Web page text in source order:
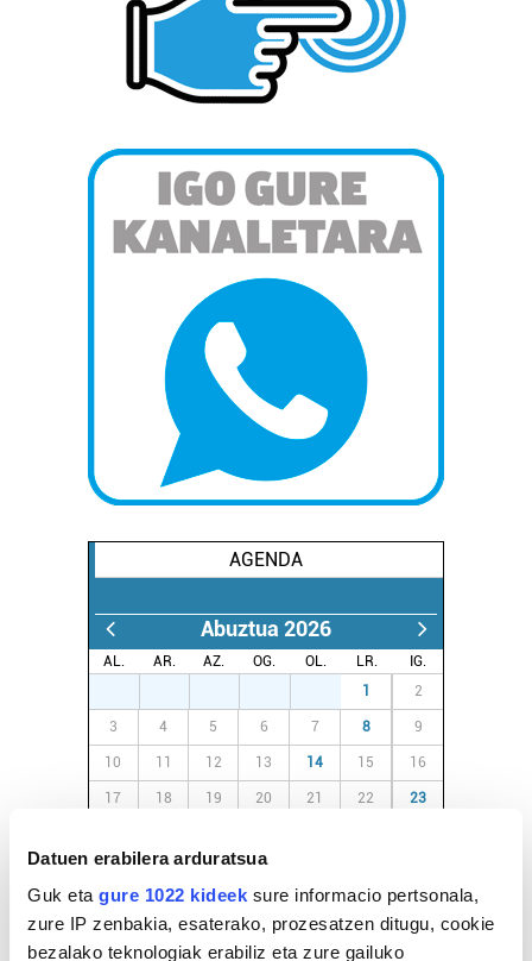
Datuen erabilera arduratsua
Guk eta gure 1022 kideek sure informacio pertsonala,
zure IP zenbakia, esaterako, prozesatzen ditugu, cookie
bezalako teknologiak erabiliz eta zure gailuko
AGENDA
Abuztua 2026
AL. AR. AZ. OG. OL. LR.
IG.
1 2
3 4 5 6 7 8 9
10 11 12 13 14 15 16
17 18 19 20 21 22 23
31 1 2
EGURALDIA